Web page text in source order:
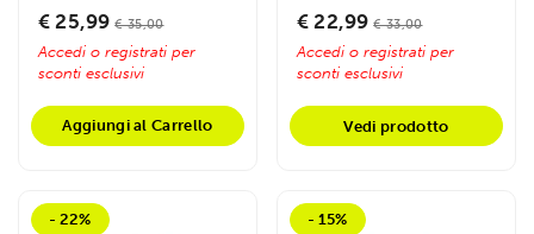
produzione...
€ 25,99 € 35,00
Accedi o registrati per
sconti esclusivi
Aggiungi al Carrello
Massimizza...
€ 22,99 € 33,00
Accedi o registrati per
sconti esclusivi
Vedi prodotto
- 22% - 15%